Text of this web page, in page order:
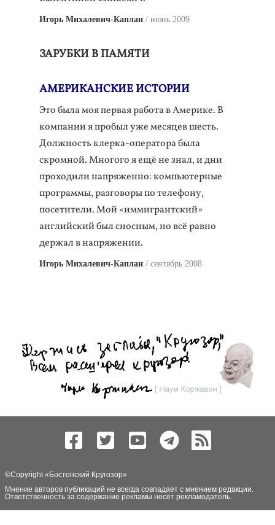
Игорь Михалевич-Каплан июнь 2009
ЗАРУБКИ В ПАМЯТИ
АМЕРИКАНСКИЕ ИСТОРИИ
Это была моя первая работа в Америке. В
компании я пробыл уже месяцев шесть.
Должность клерка-оператора была
скромной. Многого я ещё не знал, и дни
проходили напряженно: компьютерные
программы, разговоры по телефону,
посетители. Мой «иммигрантский»
английский был сносным, но всё равно
держал в напряжении.
Игорь Михалевич-Каплан сентябрь 2008
©Copyright « Бостонский Кругозор»
Мнение авторов публикаций не всегда совпадает с мнением редакции.
Ответственность за содержание рекламы несёт рекламодатель.